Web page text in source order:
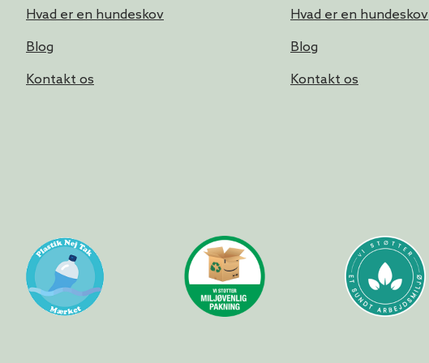
Hvad er en hundeskov
Blog
Kontakt os
Hvad er en hundeskov
Blog
Kontakt os